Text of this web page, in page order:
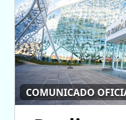
COMUNICADO